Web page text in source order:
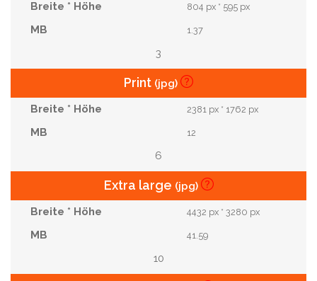
804 px * 595 px
1.37
3
Print (jpg)
2381 px * 1762 px
12
6
Extra large (jpg)
4432 px * 3280 px
41.59
10